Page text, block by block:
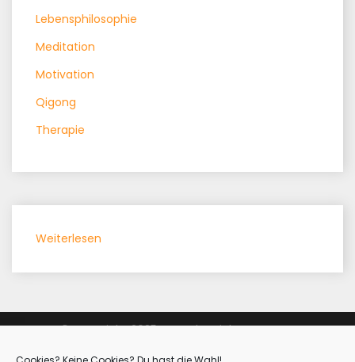
Lebensphilosophie
Meditation
Motivation
Qigong
Therapie
Weiterlesen
the
NLP…?
Weg
© Copyright 2025 - Sascha Siebenmorgen